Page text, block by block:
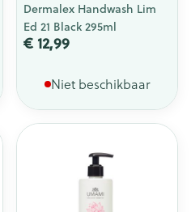
Dermalex Handwash Lim
Ed 21 Black 295ml
€ 12,99
Niet beschikbaar